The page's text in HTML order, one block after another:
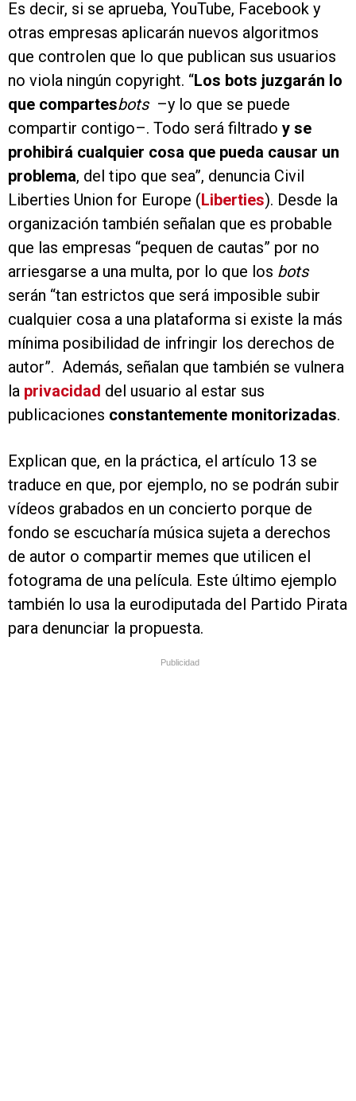
Es decir, si se aprueba, YouTube, Facebook y
otras empresas aplicarán nuevos algoritmos
que controlen que lo que publican sus usuarios
no viola ningún copyright. “Los bots juzgarán lo
que compartesbots–y lo que se puede
compartir contigo–. Todo será filtrado y se
prohibirá cualquier cosa que pueda causar un
problema, del tipo que sea”, denuncia Civil
Liberties Union for Europe (Liberties). Desde la
organización también señalan que es probable
que las empresas “pequen de cautas” por no
arriesgarse a una multa, por lo que los bots
serán “tan estrictos que será imposible subir
cualquier cosa a una plataforma si existe la más
mínima posibilidad de infringir los derechos de
autor”. Además, señalan que también se vulnera
la privacidad del usuario al estar sus
publicaciones constantemente monitorizadas.
Explican que, en la práctica, el artículo 13 se
traduce en que, por ejemplo, no se podrán subir
vídeos grabados en un concierto porque de
fondo se escucharía música sujeta a derechos
de autor o compartir memes que utilicen el
fotograma de una película. Este último ejemplo
también lo usa la eurodiputada del Partido Pirata
para denunciar la propuesta.
Publicidad